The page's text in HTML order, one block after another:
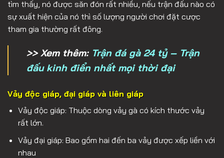
tìm thấy, nó được săn đón rất nhiều, nếu trận đấu nào có
sự xuất hiện của nó thì số lượng người chơi đặt cược
tham gia thường rất đông.
>> Xem thêm: Trận đá gà 24 tỷ – Trận
đấu kinh điển nhất mọi thời đại
Vảy độc giáp, đại giáp và liên giáp
Vảy độc giáp: Thuộc dòng vảy gà có kích thước vảy
rất lớn.
Vảy đại giáp: Bao gồm hai đến ba vảy được xếp liền với
nhau